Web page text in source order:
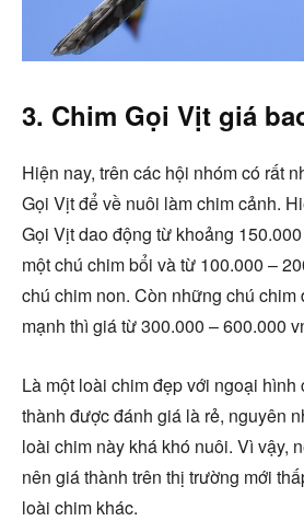
3. Chim Gọi Vịt giá
Hiện nay, trên các hội nhóm có rất
Gọi Vịt để về nuôi làm chim cảnh.
Gọi Vịt dao động từ khoảng
một chú chim bổi và từ 100.000 –
chú chim non. Còn những chú chim
mạnh thì giá từ 300.000 – 600.000
Là một loài chim đẹp với ngoại
thành được đánh giá là rẻ, nguyên
loài chim này khá khó nuôi. Vì vậy,
nên giá thành trên thị trường mới
loài chim khác.